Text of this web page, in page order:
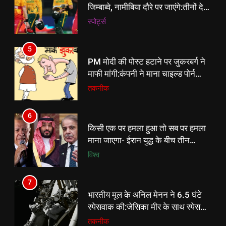
रहे
तकनीक
6
माना जाएगा- ईरान युद्ध के बीच तीन
मुस्लिम देशों ने एक साथ किया ऐलान
विश्व
7
स्पेसवाक की:जेसिका मीर के साथ स्पेस
स्टेशन में सोलर पैनल का फ्रेम लगाया;
बिजली सप्लाई 30% बढ़ेगी
तकनीक
बनेंगे कि खाने वाले खाते ही जाएंगे, आसान
है रेसिपी
लाइफस्टाइल
जिम्बाब्वे, नामीबिया दौरे पर जाएंगे:तीनों देशों
के बीच टी-20 ट्राई सीरीज; इसके बाद
‎स्पोर्ट्स
5
PM मोदी की पोस्ट हटाने पर जुकरबर्ग ने
माफी मांगी:कंपनी ने माना चाइल्ड पोर्न
कंटेंट और डीप फेक रोकने में भी नाकाम
तकनीक
6
किसी एक पर हमला हुआ तो सब पर हमला
माना जाएगा- ईरान युद्ध के बीच तीन
मुस्लिम देशों ने एक साथ किया ऐलान
विश्व
7
भारतीय मूल के अनिल मेनन ने 6.5 घंटे
स्पेसवाक की:जेसिका मीर के साथ स्पेस
स्टेशन में सोलर पैनल का फ्रेम लगाया;
तकनीक